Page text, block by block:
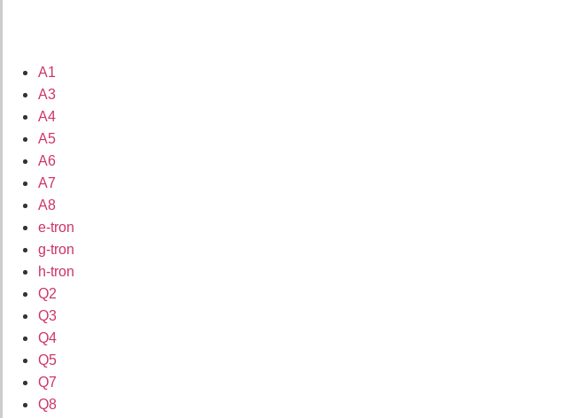
A1
A3
A4
A5
A6
A7
A8
e-tron
g-tron
h-tron
Q2
Q3
Q4
Q5
Q7
Q8